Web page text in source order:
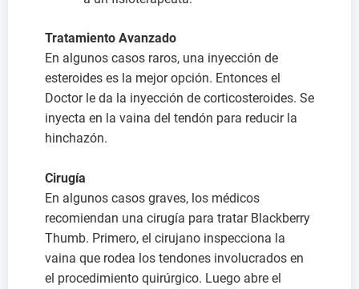
Tratamiento Avanzado
En algunos casos raros, una inyección de
esteroides es la mejor opción. Entonces el
Doctor le da la inyección de corticosteroides. Se
inyecta en la vaina del tendón para reducir la
hinchazón.
Cirugía
En algunos casos graves, los médicos
recomiendan una cirugía para tratar Blackberry
Thumb. Primero, el cirujano inspecciona la
vaina que rodea los tendones involucrados en
el procedimiento quirúrgico. Luego abre el